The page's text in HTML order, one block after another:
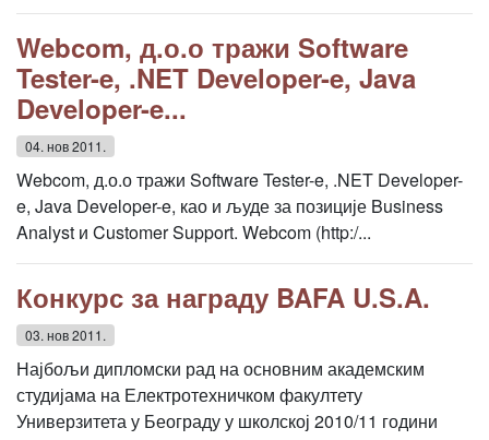
Webcom, д.о.о тражи Software
Tester-e, .NET Developer-e, Java
Developer-e...
04. нов 2011.
Webcom, д.о.о тражи Software Tester-e, .NET Developer-
e, Java Developer-e, као и људе за позиције Business
Analyst и Customer Support. Webcom (http:/...
Конкурс за награду BAFA U.S.A.
03. нов 2011.
Најбољи дипломски рад на основним академским
студијама на Електротехничком факултету
Универзитета у Београду у школској 2010/11 години